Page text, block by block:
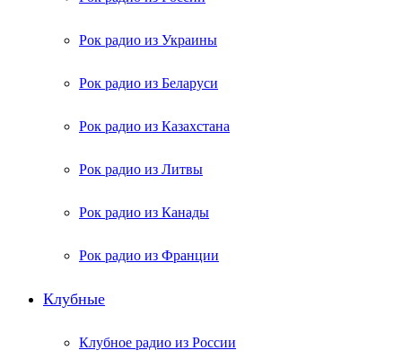
Рок радио из Украины
Рок радио из Беларуси
Рок радио из Казахстана
Рок радио из Литвы
Рок радио из Канады
Рок радио из Франции
Клубные
Клубное радио из России